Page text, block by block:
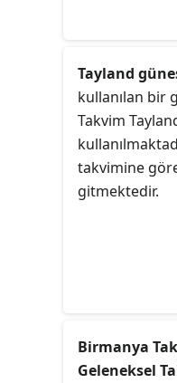
Tayland
kullanılan bir
Takvim
takvimine
gitmektedir.
Birmanya
Geleneksel